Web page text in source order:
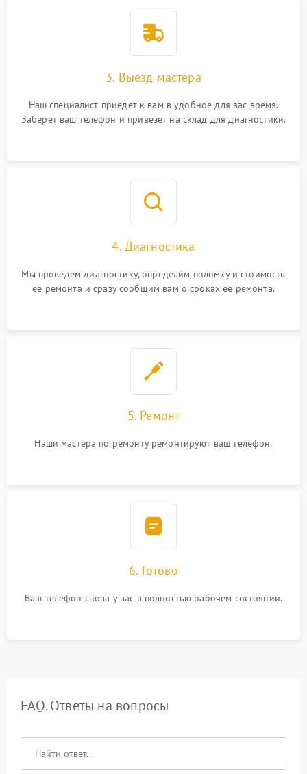
3. Выезд мастера
Наш специалист приедет к вам в удобное для вас время.
Заберет ваш телефон и привезет на склад для диагностики.
4. Диагностика
Мы проведем диагностику, определим поломку и стоимость
ее ремонта и сразу сообщим вам о сроках ее ремонта.
5. Ремонт
Наши мастера по ремонту ремонтируют ваш телефон.
6. Готово
Ваш телефон снова у вас в полностью рабочем состоянии.
FAQ. Ответы на вопросы